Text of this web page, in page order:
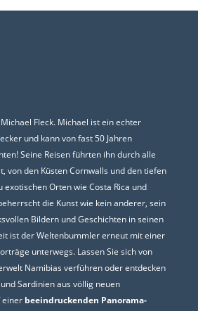
Fleck. Michael ist ein echter
und kann von fast 50 Jahren
Seine Reisen führten ihn durch alle
von den Küsten Cornwalls und den tiefen
exotischen Orten wie Costa Rica und
die Kunst wie kein anderer, sein
Bildern und Geschichten in seinen
ist der Weltenbummler erneut mit einer
unterwegs. Lassen Sie sich von
Namibias verführen oder entdecken
Sardinien aus völlig neuen
einer beeindruckenden Panorama-